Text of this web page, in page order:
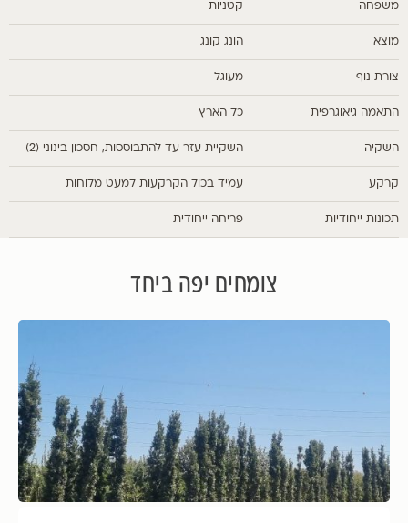
משפחה קטניות
מוצא הונג קונג
צורת נוף מעוגל
התאמה גיאוגרפית כל הארץ
השקיה השקיית עזר עד להתבוססות, חסכון בינוני (2)
קרקע עמיד בכול הקרקעות למעט מלוחות
תכונות ייחודיות פריחה ייחודית
צומחים יפה ביחד